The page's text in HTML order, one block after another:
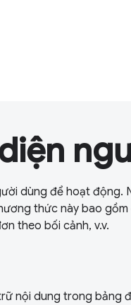
dùng để hoạt động.
thức này bao
theo bối cảnh, v.v.
nội dung trong bảng